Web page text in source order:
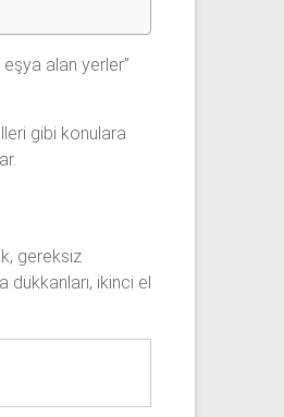
alan yerler”
gibi konulara
gereksiz
ikinci el